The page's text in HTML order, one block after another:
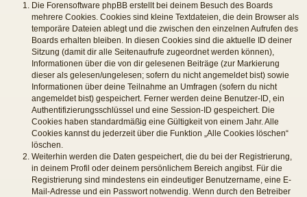
Die Forensoftware phpBB erstellt bei deinem Besuch des Boards
mehrere Cookies. Cookies sind kleine Textdateien, die dein Browser als
temporäre Dateien ablegt und die zwischen den einzelnen Aufrufen des
Boards erhalten bleiben. In diesen Cookies sind die aktuelle ID deiner
Sitzung (damit dir alle Seitenaufrufe zugeordnet werden können),
Informationen über die von dir gelesenen Beiträge (zur Markierung
dieser als gelesen/ungelesen; sofern du nicht angemeldet bist) sowie
Informationen über deine Teilnahme an Umfragen (sofern du nicht
angemeldet bist) gespeichert. Ferner werden deine Benutzer-ID, ein
Authentifizierungsschlüssel und eine Session-ID gespeichert. Die
Cookies haben standardmäßig eine Gültigkeit von einem Jahr. Alle
Cookies kannst du jederzeit über die Funktion „Alle Cookies löschen“
löschen.
Weiterhin werden die Daten gespeichert, die du bei der Registrierung,
in deinem Profil oder deinem persönlichem Bereich angibst. Für die
Registrierung sind mindestens ein eindeutiger Benutzername, eine E-
Mail-Adresse und ein Passwort notwendig. Wenn durch den Betreiber